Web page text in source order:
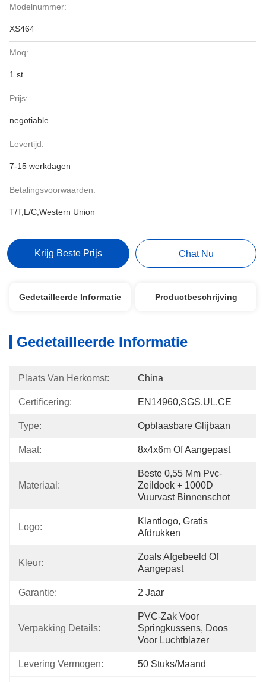
Modelnummer:
XS464
Moq:
1 st
Prijs:
negotiable
Levertijd:
7-15 werkdagen
Betalingsvoorwaarden:
T/T,L/C,Western Union
Krijg Beste Prijs Chat Nu
Gedetailleerde Informatie Productbeschrijving
Gedetailleerde Informatie
Plaats Van Herkomst: China
Certificering: EN14960,SGS,UL,CE
Type: Opblaasbare Glijbaan
Maat: 8x4x6m Of Aangepast
Materiaal:
Beste 0,55 Mm Pvc-
Zeildoek + 1000D
Vuurvast Binnenschot
Logo:
Klantlogo, Gratis
Afdrukken
Kleur:
Zoals Afgebeeld Of
Aangepast
Garantie: 2 Jaar
Verpakking Details:
PVC-Zak Voor
Springkussens, Doos
Voor Luchtblazer
Levering Vermogen: 50 Stuks/maand